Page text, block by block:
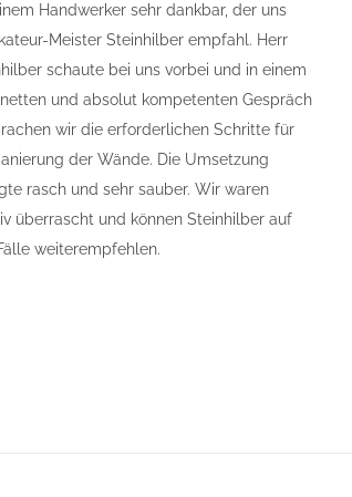
Handwerker sehr dankbar, der uns
Meister Steinhilber empfahl. Herr
schaute bei uns vorbei und in einem
und absolut kompetenten Gespräch
wir die erforderlichen Schritte für
der Wände. Die Umsetzung
rasch und sehr sauber. Wir waren
überrascht und können Steinhilber auf
weiterempfehlen.